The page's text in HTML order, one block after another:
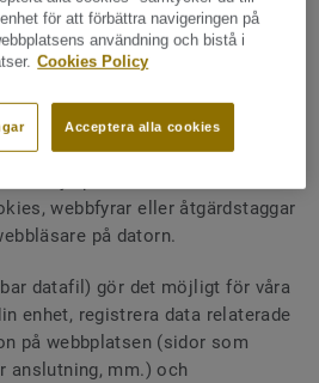
proffs.tarkett.se, kan vi komma
webbfyrar eller åtgärdstaggar
på datorn.
datafil) gör det möjligt för våra
enhet, registrera data relaterade
på webbplatsen (sidor som
anslutning, mm.) och
för att förbättra navigeringen på
användning och bistå i
Cookies Policy
Acceptera alla cookies